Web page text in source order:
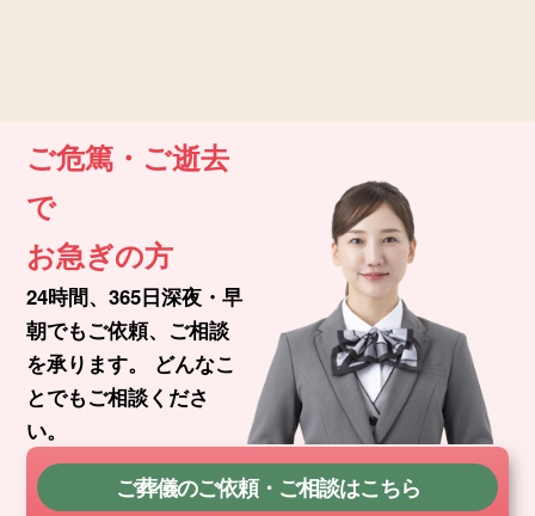
ご危篤・ご逝去
で
お急ぎの方
24時間、365日深夜・早
朝でもご依頼、ご相談
を承ります。
どんなこ
とでもご相談くださ
い。
ご葬儀のご依頼・ご相談はこちら